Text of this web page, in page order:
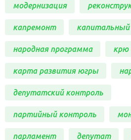
модернизация
капремонт
народная программа крю
карта развития югры
депутатский контроль
партийный контроль
парламент депутат